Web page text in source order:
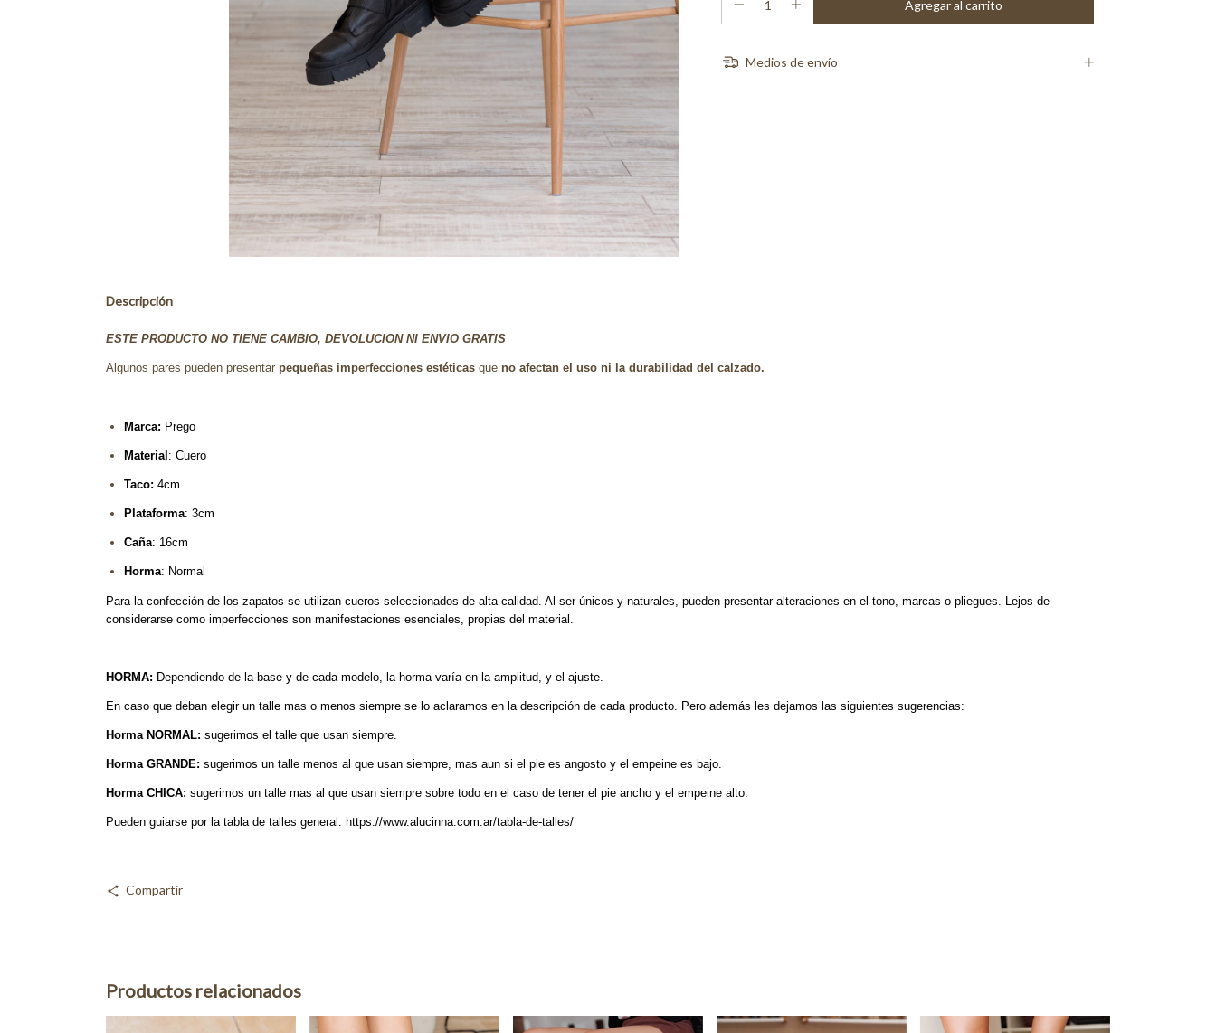
Medios de envío
Descripción
ESTE PRODUCTO NO TIENE CAMBIO, DEVOLUCION NI ENVIO GRATIS
Algunos pares pueden presentar pequeñas imperfecciones estéticas que no afectan el uso ni la durabilidad del calzado.
Marca: Prego
Material : Cuero
Taco: 4cm
Plataforma: 3cm
Caña: 16 cm
Horma: Normal
Para la confección de los zapatos se utilizan cueros seleccionados de alta calidad. Al ser únicos y naturales, pueden presentar alteraciones en el tono, marcas o pliegues. Lejos de
considerarse como imperfecciones son manifestaciones esenciales, propias del material.
HORMA: Dependiendo de la base y de cada modelo, la horma varía en la amplitud, y el ajuste.
En caso que deban elegir un talle mas o menos siempre se lo aclaramos en la descripción de cada producto. Pero además les dejamos las siguientes sugerencias:
Horma NORMAL: sugerimos el talle que usan siempre.
Horma GRANDE: sugerimos un talle menos al que usan siempre, mas aun si el pie es angosto y el empeine es bajo.
Horma CHICA: sugerimos un talle mas al que usan siempre sobre todo en el caso de tener el pie ancho y el empeine alto.
Pueden guiarse por la tabla de talles general: https://www.alucinna.com.ar/tabla-de-talles/
Compartir
Productos relacionados